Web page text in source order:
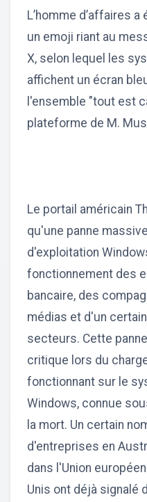
L’homme d’affaires
un emoji riant au
X, selon lequel les
affichent un écran
l'ensemble "tout est
plateforme de M.
Le portail américain
qu'une panne
d'exploitation
fonctionnement des
bancaire, des
médias et d'un
secteurs. Cette
critique lors du
fonctionnant sur le
Windows, connue
la mort. Un certain
d'entreprises en
dans l'Union
Unis ont déjà signalé